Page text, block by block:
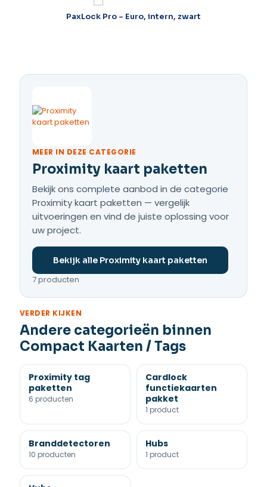
PaxLock Pro – Euro, intern, zwart
MEER IN DEZE CATEGORIE
Proximity kaart paketten
Bekijk ons complete aanbod in de categorie
Proximity kaart paketten — vergelijk
uitvoeringen en vind de juiste oplossing voor
uw project.
Bekijk alle Proximity kaart paketten
7 producten
VERDER KIJKEN
Andere categorieën binnen
Compact Kaarten / Tags
Proximity tag
paketten
6 producten
Cardlock
functiekaarten
pakket
1 product
Branddetectoren
10 producten
Hubs
1 product